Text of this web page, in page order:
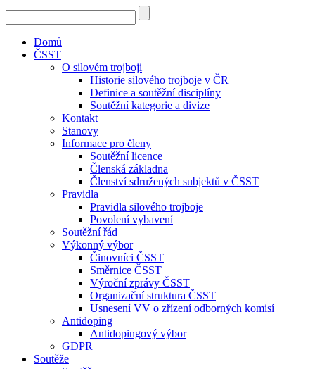
Domů
ČSST
O silovém trojboji
Historie silového trojboje v ČR
Definice a soutěžní disciplíny
Soutěžní kategorie a divize
Kontakt
Stanovy
Informace pro členy
Soutěžní licence
Členská základna
Členství sdružených subjektů v ČSST
Pravidla
Pravidla silového trojboje
Povolení vybavení
Soutěžní řád
Výkonný výbor
Činovníci ČSST
Směrnice ČSST
Výroční zprávy ČSST
Organizační struktura ČSST
Usnesení VV o zřízení odborných komisí
Antidoping
Antidopingový výbor
GDPR
Soutěže